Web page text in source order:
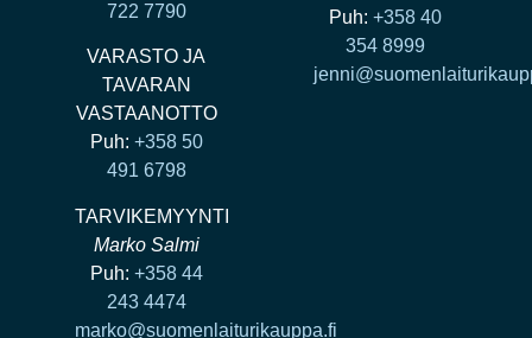
722 7790
VARASTO JA
TAVARAN
VASTAANOTTO
Puh: +358 50
491 6798
TARVIKEMYYNTI
Marko Salmi
Puh: +358 44
243 4474
marko@suomenlaiturikauppa.fi
Puh:+358 40
354 8999